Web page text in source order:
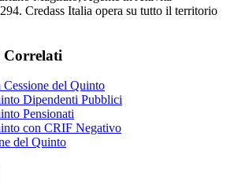
Credass Italia opera su tutto il territorio
del Quinto
Dipendenti Pubblici
Pensionati
con CRIF Negativo
del Quinto